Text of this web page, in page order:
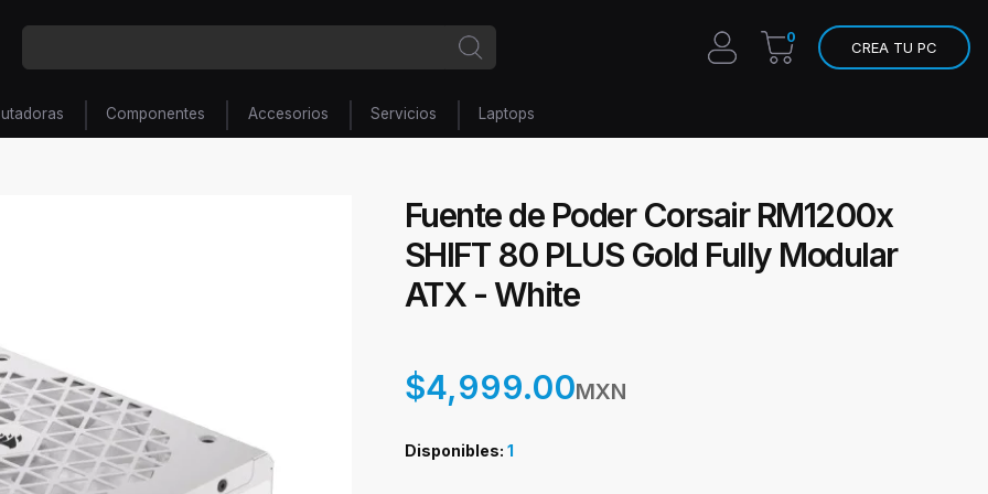
0
CREA TU PC
Componentes Accesorios Servicios Laptops
Fuente de Poder Corsair RM1200x
SHIFT 80 PLUS Gold Fully Modular
ATX - White
$4,999.00MXN
Disponibles: 1